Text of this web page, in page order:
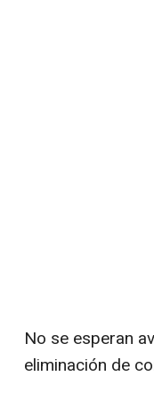
No se esperan
eliminación de